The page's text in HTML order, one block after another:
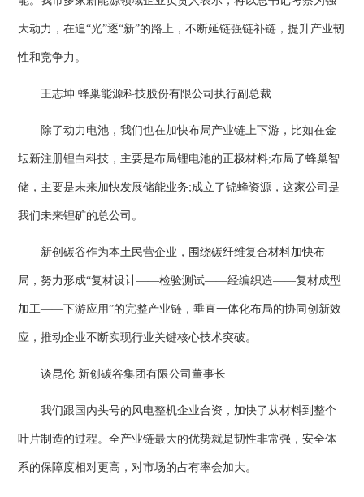
大动力，在追“光”逐“新”的路上，不断延链强链补链，提升产业韧
性和竞争力。
王志坤 蜂巢能源科技股份有限公司执行副总裁
除了动力电池，我们也在加快布局产业链上下游，比如在金
坛新注册锂白科技，主要是布局锂电池的正极材料;布局了蜂巢智
储，主要是未来加快发展储能业务;成立了锦蜂资源，这家公司是
我们未来锂矿的总公司。
新创碳谷作为本土民营企业，围绕碳纤维复合材料加快布
局，努力形成“复材设计——检验测试——经编织造——复材成型
加工——下游应用”的完整产业链，垂直一体化布局的协同创新效
应，推动企业不断实现行业关键核心技术突破。
谈昆伦 新创碳谷集团有限公司董事长
我们跟国内头号的风电整机企业合资，加快了从材料到整个
叶片制造的过程。全产业链最大的优势就是韧性非常强，安全体
系的保障度相对更高，对市场的占有率会加大。